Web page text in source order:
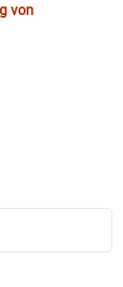
von